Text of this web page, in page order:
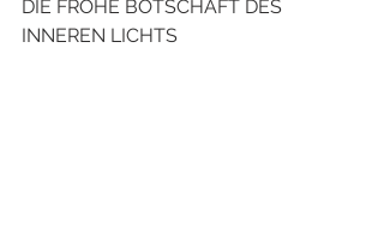
DIE FROHE BOTSCHAFT DES
INNEREN LICHTS